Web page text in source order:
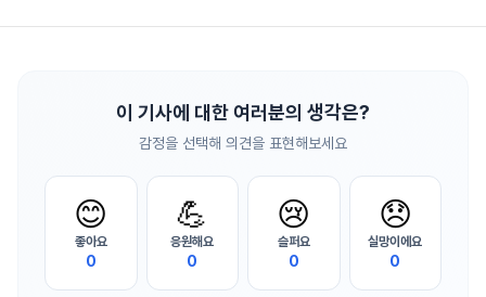
이 기사에 대한 여러분의 생각은?
감정을 선택해 의견을 표현해보세요
😊
좋아요
0
💪
응원해요
0
😢
슬퍼요
0
😞
실망이에요
0